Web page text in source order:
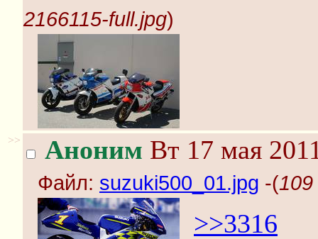
2166115-full.jpg)
>> Аноним Вт 17 мая
Файл: suzuki500_01.jpg -(
>>3316